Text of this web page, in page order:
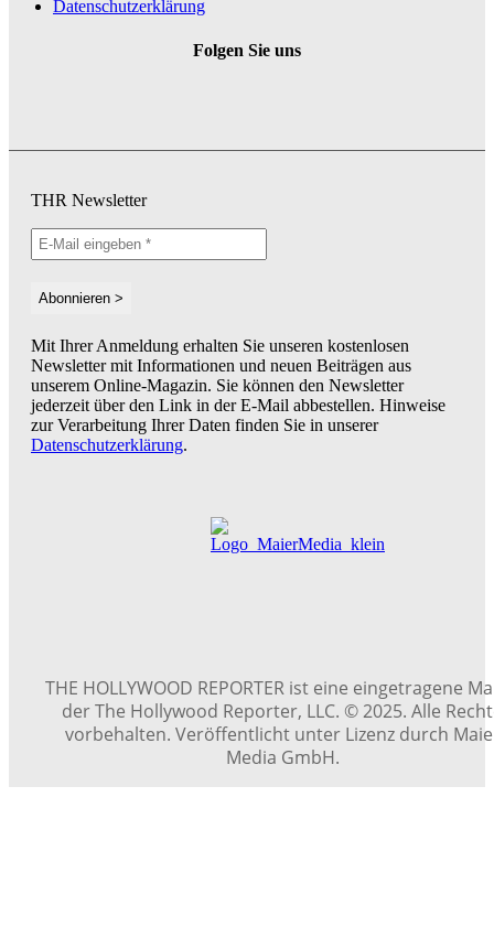
Datenschutzerklärung
Folgen Sie uns
THR Newsletter
Mit Ihrer Anmeldung erhalten Sie unseren kostenlosen
Newsletter mit Informationen und neuen Beiträgen aus
unserem Online-Magazin. Sie können den Newsletter
jederzeit über den Link in der E-Mail abbestellen. Hinweise
zur Verarbeitung Ihrer Daten finden Sie in unserer
Datenschutzerklärung.
THE HOLLYWOOD REPORTER ist eine eingetragene
der The Hollywood Reporter, LLC. © 2025. Alle
vorbehalten. Veröffentlicht unter Lizenz durch
Media GmbH.